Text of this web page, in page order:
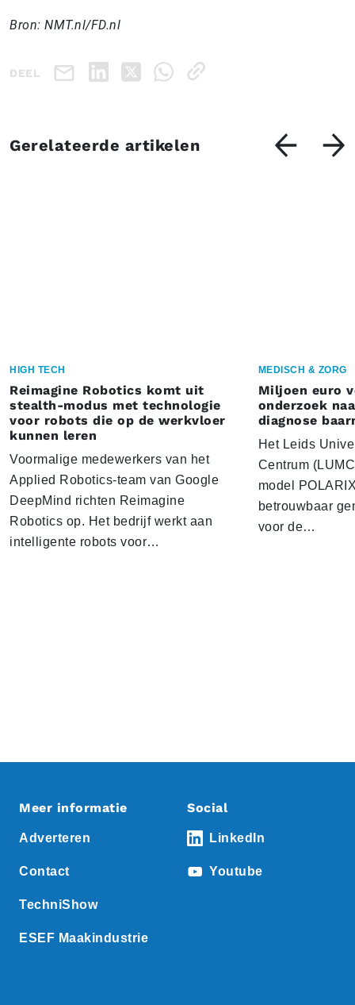
Bron: NMT.nl/FD.nl
DEEL
Gerelateerde artikelen
HIGH TECH
Reimagine Robotics komt uit
stealth-modus met technologie
voor robots die op de werkvloer
kunnen leren
Voormalige medewerkers van het
Applied Robotics-team van Google
DeepMind richten Reimagine
Robotics op. Het bedrijf werkt aan
intelligente robots voor…
MEDISCH & ZORG
Miljoen euro
onderzoek
diagnose
Het Leids
Centrum
model
betrouwbaar
voor de…
Meer informatie
Adverteren
Contact
TechniShow
ESEF Maakindustrie
Social
LinkedIn
Youtube